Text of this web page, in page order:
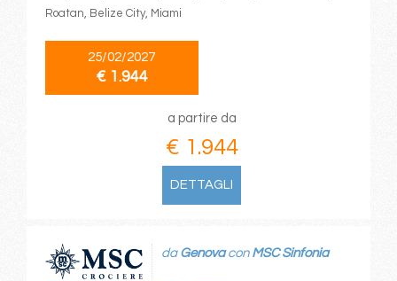
Roatan, Belize City, Miami
25/02/2027
€ 1.944
a partire da
€ 1.944
DETTAGLI
da Genovacon MSC Sinfonia